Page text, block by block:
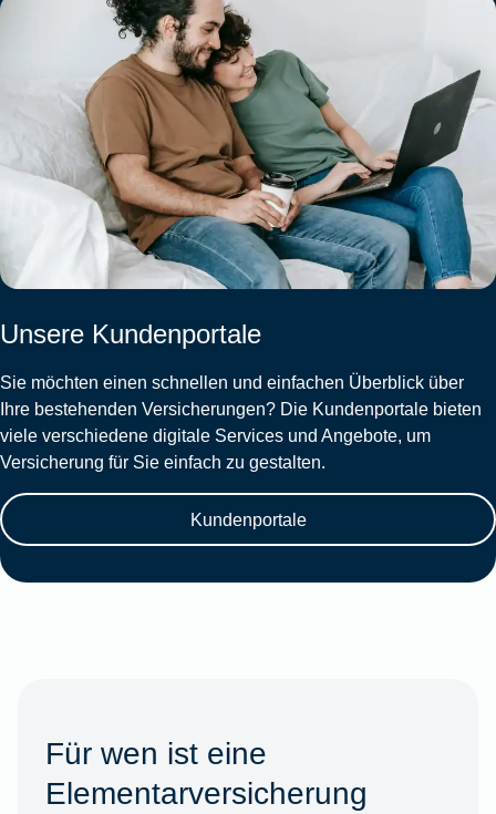
Unsere Kundenportale
Sie möchten einen schnellen und einfachen Überblick über
Ihre bestehenden Versicherungen? Die Kundenportale bieten
viele verschiedene digitale Services und Angebote, um
Versicherung für Sie einfach zu gestalten.
Kundenportale
Für wen ist eine
Elementarversicherung